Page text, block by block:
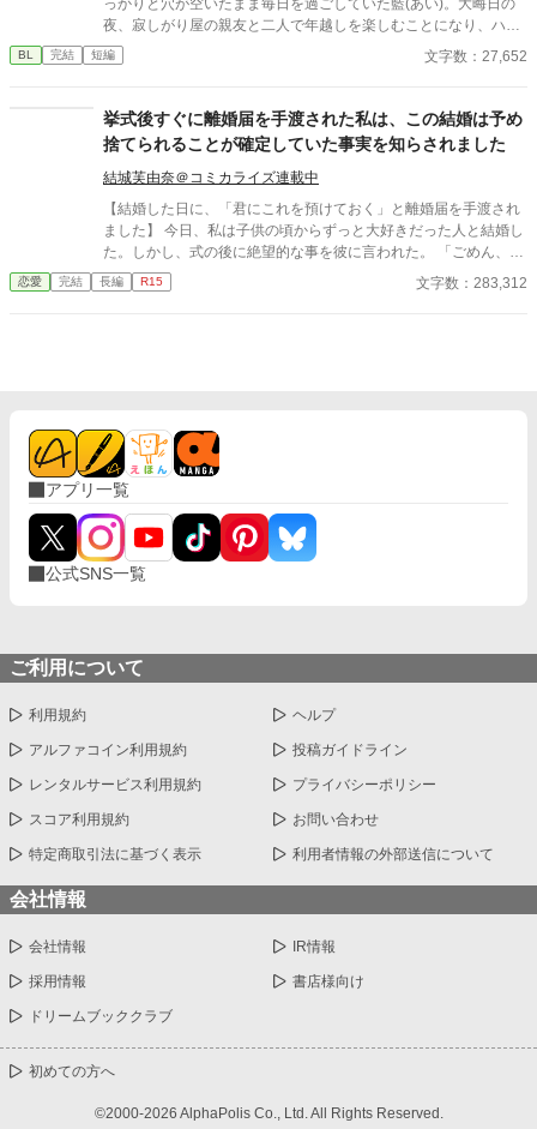
っかりと穴が空いたまま毎日を過ごしていた藍(あい)。大晦日の
夜、寂しがり屋の親友と二人で年越しを楽しむことになり、ハメ
を外して酔いつぶれてしまう。目が覚めたら「ここどこ」状
態！！ 親友と仲良すぎな主人公と、別れたはずの恋人とのお話。
する批判コメントはご遠慮します。そういったコメントにはお返
しできませんので宜しくお願いします。
BL 完結 短編 文字数：27,652
挙式後すぐに離婚届を手渡された私は、この結婚は予め
捨てられることが確定していた事実を知らされました
結城芙由奈＠コミカライズ連載中
【結婚した日に、「君にこれを預けておく」と離婚届を手渡され
ました】 今日、私は子供の頃からずっと大好きだった人と結婚し
た。しかし、式の後に絶望的な事を彼に言われた。 「ごめん、本
当は君とは結婚したくなかったんだ。これを預けておくから、そ
の気になったら提出してくれ」 そう言って手渡されたのは何と離
恋愛 完結 長編 R15 文字数：283,312
アプリ一覧
公式SNS一覧
ご利用について
利用規約 ヘルプ
アルファコイン利用規約 投稿ガイドライン
レンタルサービス利用規約 プライバシーポリシー
スコア利用規約 お問い合わせ
特定商取引法に基づく表示 利用者情報の外部送信について
会社情報
会社情報 IR情報
採用情報 書店様向け
ドリームブッククラブ
初めての方へ
©2000-2026 AlphaPolis Co., Ltd. All Rights Reserved.